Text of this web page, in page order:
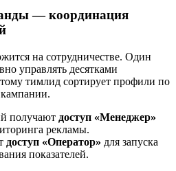
— координация
на сотрудничестве. Один
управлять десятками
тимлид сортирует профили по
получают доступ «Менеджер»
рекламы.
доступ «Оператор» для запуска
показателей.